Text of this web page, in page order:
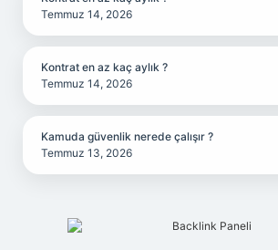
Temmuz 14, 2026
Kontrat en az kaç aylık ?
Temmuz 14, 2026
Kamuda güvenlik nerede çalışır ?
Temmuz 13, 2026